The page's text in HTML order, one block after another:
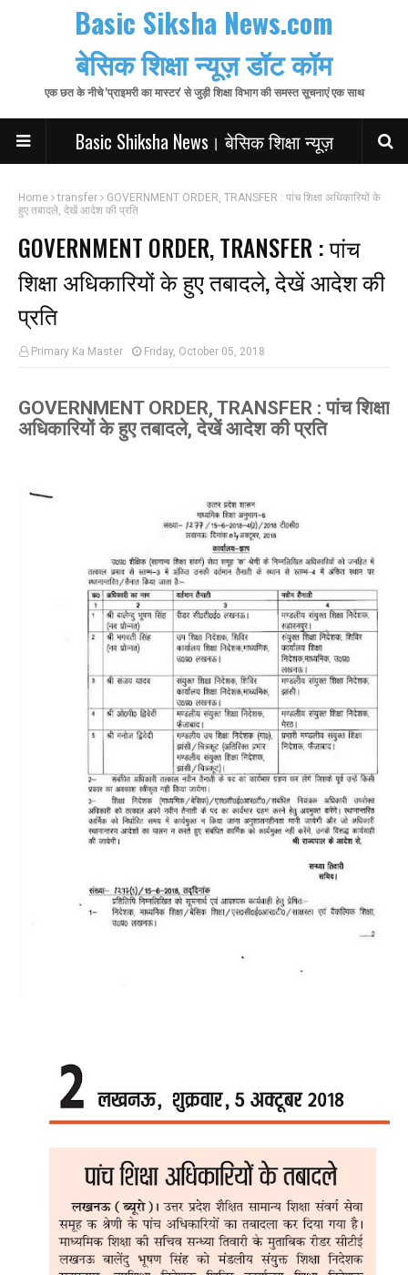
Basic Siksha News.com
बेसिक शिक्षा न्यूज़ डॉट कॉम
एक छत के नीचे 'प्राइमरी का मास्टर' से जुड़ी शिक्षा विभाग की समस्त सूचनाएं एक साथ
Basic Shiksha News। बेसिक शिक्षा न्यूज़
Home transfer
GOVERNMENT ORDER, TRANSFER : पांच शिक्षा अधिकारियों के
हुए तबादले, देखें आदेश की प्रति
GOVERNMENT ORDER, TRANSFER : पांच
शिक्षा अधिकारियों के हुए तबादले, देखें आदेश की
प्रति
Primary Ka Master Friday, October 05, 2018
GOVERNMENT ORDER, TRANSFER : पांच शिक्षा
अधिकारियों के हुए तबादले, देखें आदेश की प्रति